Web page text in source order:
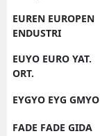
EUREN EUROPEN
ENDUSTRI
EUYO EURO YAT.
ORT.
EYGYO EYG GMYO
FADE FADE GIDA